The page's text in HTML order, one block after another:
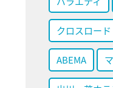
クロスロー
ABEMA